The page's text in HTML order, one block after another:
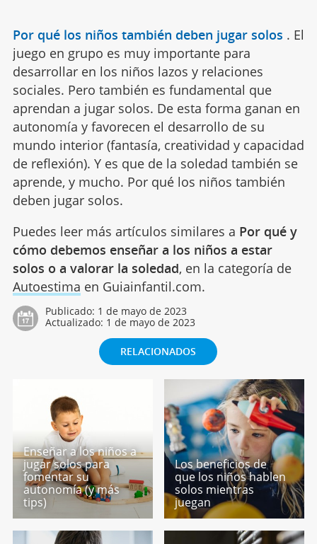
Por qué los niños también deben jugar solos . El
juego en grupo es muy importante para
desarrollar en los niños lazos y relaciones
sociales. Pero también es fundamental que
aprendan a jugar solos. De esta forma ganan en
autonomía y favorecen el desarrollo de su
mundo interior (fantasía, creatividad y capacidad
de reflexión). Y es que de la soledad también se
aprende, y mucho. Por qué los niños también
deben jugar solos.
Puedes leer más artículos similares a Por qué y
cómo debemos enseñar a los niños a estar
solos o a valorar la soledad, en la categoría de
Autoestima en Guiainfantil.com.
Publicado: 1 de mayo de 2023
Actualizado: 1 de mayo de 2023
RELACIONADOS
Enseñar a los niños a
jugar solos para
fomentar su
autonomía (y más
tips)
Los beneficios de
que los niños hablen
solos mientras
juegan